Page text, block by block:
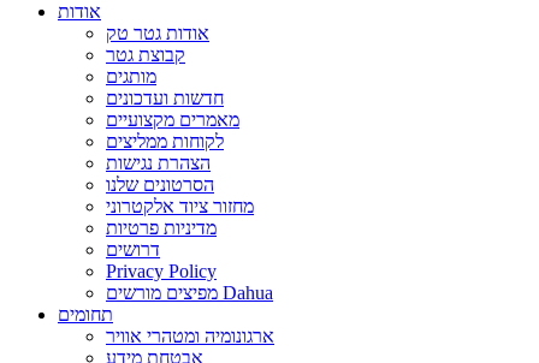
אודות
אודות גטר טק
קבוצת גטר
מותגים
חדשות ועדכונים
מאמרים מקצועיים
לקוחות ממליצים
הצהרת נגישות
הסרטונים שלנו
מחזור ציוד אלקטרוני
מדיניות פרטיות
דרושים
Privacy Policy
מפיצים מורשים Dahua
תחומים
ארגונומיה ומטהרי אוויר
אבטחת מידע